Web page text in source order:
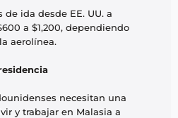
de ida desde EE. UU. a
a $1,200, dependiendo
aerolínea.
necesitan una
y trabajar en Malasia a